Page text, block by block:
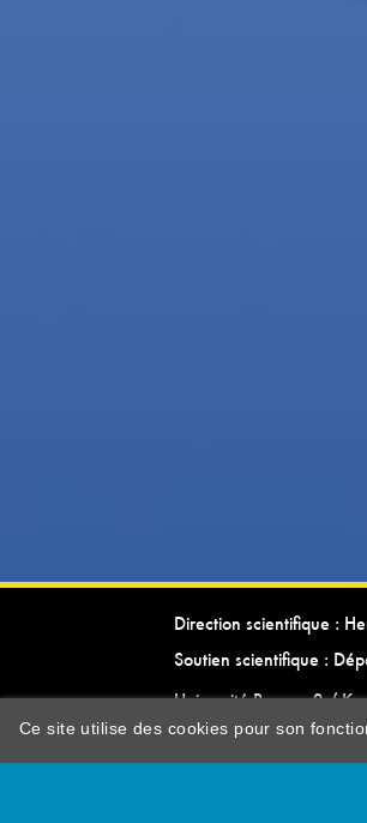
Direction scientifique :
Soutien scientifique :
Université Rennes 2 /
Ce site utilise des cookies pour son